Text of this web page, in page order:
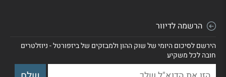
הרשמה לדיוור
הירשם לסיכום היומי של שוק ההון ולמבזקים של ביזפורטל - ניוזלטרים
חובה לכל משקיע